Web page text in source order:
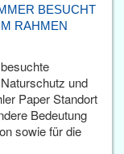
BESUCHT
RAHMEN
und
Paper Standort
Bedeutung
sowie für die